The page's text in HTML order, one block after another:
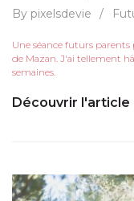
By pixelsdevie /
Une séance futurs parents
de Mazan. J'ai tellement
semaines.
Découvrir l'article